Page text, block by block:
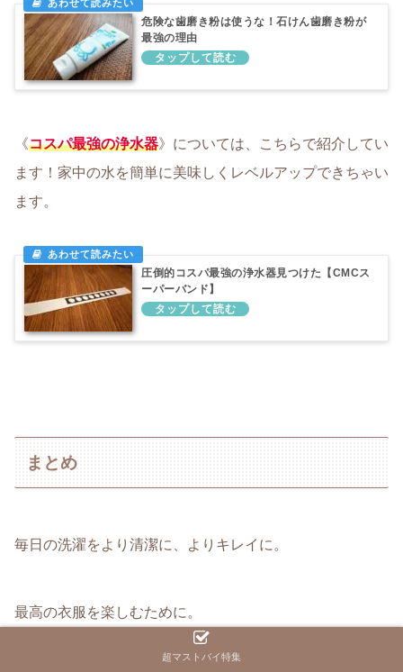
危険な歯磨き粉は使うな！石けん歯磨き粉が
最強の理由
《コスパ最強の浄水器》については、こちらで紹介してい
ます！家中の水を簡単に美味しくレベルアップできちゃい
ます。
圧倒的コスパ最強の浄水器見つけた【CMCス
ーパーバンド】
まとめ
毎日の洗濯をより清潔に、よりキレイに。
最高の衣服を楽しむために。
超マストバイ特集